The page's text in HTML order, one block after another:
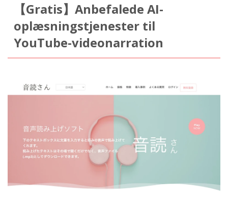
【Gratis】Anbefalede AI-
oplæsningstjenester til
YouTube-videonarration